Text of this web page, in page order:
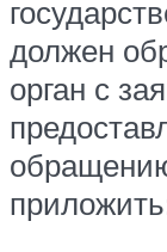
должен
орган с